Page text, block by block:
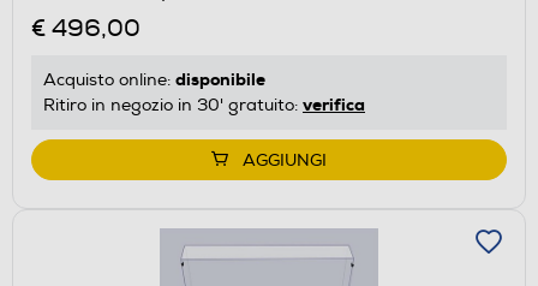
€ 496,00
Acquisto online: disponibile
Ritiro in negozio in 30' gratuito: verifica
AGGIUNGI